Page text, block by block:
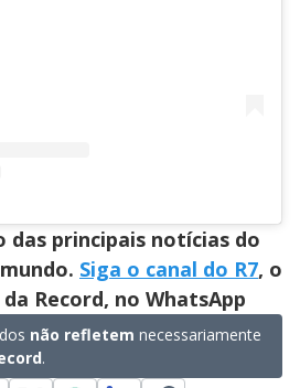
das principais notícias do
Siga o canal do R7, o
Record, no WhatsApp
não refletem necessariamente
.